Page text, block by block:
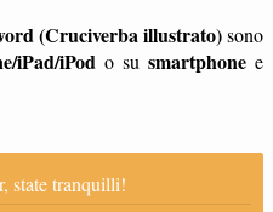
(Cruciverba illustrato)sono
iPad/iPod o su smartphone e
state tranquilli!